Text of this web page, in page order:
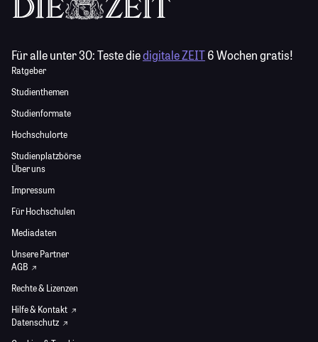
Für alle unter 30:Teste diedigitale ZEIT6 Wochen gratis!
Ratgeber
Studienthemen
Studienformate
Hochschulorte
Studienplatzbörse
Über uns
Impressum
Für Hochschulen
Mediadaten
Unsere Partner
AGB
Rechte & Lizenzen
Hilfe & Kontakt
Datenschutz